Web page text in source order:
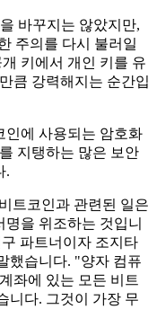
바꾸지는 않았지만,
주의를 다시 불러일
키에서 개인 키를 유
큼 강력해지는 순간입
인에 사용되는 암호화
지탱하는 많은 보안
.
트코인과 관련된 일은
을 위조하는 것입니
파트너이자 조지타
했습니다. "양자 컴퓨
좌에 있는 모든 비트
니다. 그것이 가장 무